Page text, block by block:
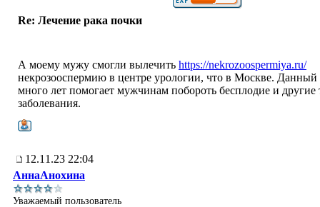
Re: Лечение рака почки
А моему мужу смогли вылечить https://nekrozoospermiya.ru/
некрозооспермию в центре урологии, что в Москве. Данный
много лет помогает мужчинам побороть бесплодие и другие
заболевания.
12.11.23 22:04
АннаАнохина
Уважаемый пользователь